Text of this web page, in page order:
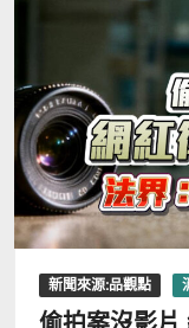
新聞來源:品觀點